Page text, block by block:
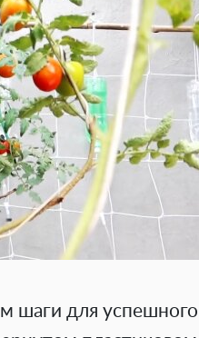
шаги для успешного